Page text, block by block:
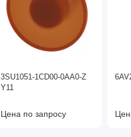
3SU1051-1CD00-0AA0-Z
Y11
Цена по запросу